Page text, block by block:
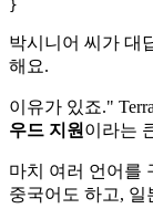
박시니어 씨가 대
해요.
이유가 있죠."
우드 지원 이라는
마치 여러 언어를
중국어도 하고, 일